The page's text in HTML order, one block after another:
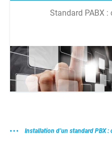
Standard PABX
Installation d’un standard PBX :